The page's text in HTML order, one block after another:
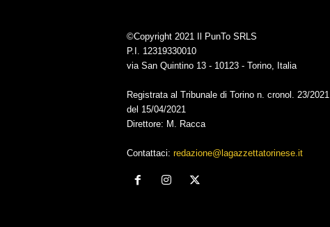
©Copyright 2021 Il PunTo SRLS
P.I. 12319330010
via San Quintino 13 - 10123 - Torino, Italia
Registrata al Tribunale di Torino n. cronol. 23/2021
del 15/04/2021
Direttore: M. Racca
Contattaci: redazione@lagazzettatorinese.it